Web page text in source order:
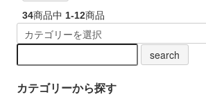
34商品中 1-12商品
カテゴリーから探す